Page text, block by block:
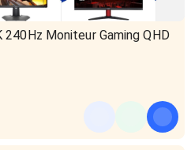
240Hz Moniteur Gaming QHD